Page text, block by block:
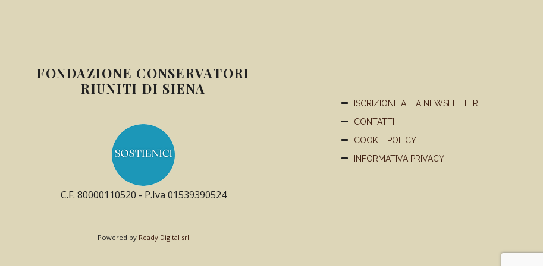
FONDAZIONE CONSERVATORI
RIUNITI DI SIENA
C.F. 80000110520 - P.Iva 01539390524
Powered by Ready Digital srl
ISCRIZIONE ALLA NEWSLETTER
CONTATTI
COOKIE POLICY
INFORMATIVA PRIVACY